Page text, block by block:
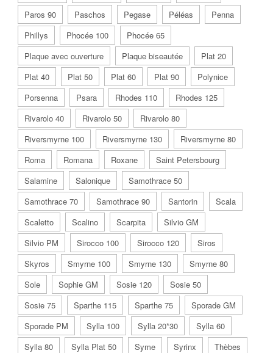
Paros 90
Paschos Pegase Péléas
Penna
Phillys
Phocée 100
Phocée 65
Plaque avec ouverture
Plaque biseautée
Plat 20
Plat 40
Plat 50 Plat 60 Plat 90
Polynice
Porsenna
Psara Rhodes 110
Rhodes 125
Rivarolo 40
Rivarolo 50
Rivarolo 80
Riversmyrne 100
Riversmyrne 130
Riversmyrne 80
Roma
Romana Roxane
Saint Petersbourg
Salamine
Salonique
Samothrace 50
Samothrace 70
Samothrace 90 Santorin
Scala
Scaletto
Scalino Scarpita
Silvio GM
Silvio PM
Sirocco 100 Sirocco 120
Siros
Skyros
Smyrne 100 Smyrne 130
Smyrne 80
Sole
Sophie GM Sosie 120
Sosie 50
Sosie 75
Sparthe 115 Sparthe 75
Sporade GM
Sporade PM
Sylla 100 Sylla 20*30
Sylla 60
Sylla 80
Sylla Plat 50 Syme Syrinx
Thèbes